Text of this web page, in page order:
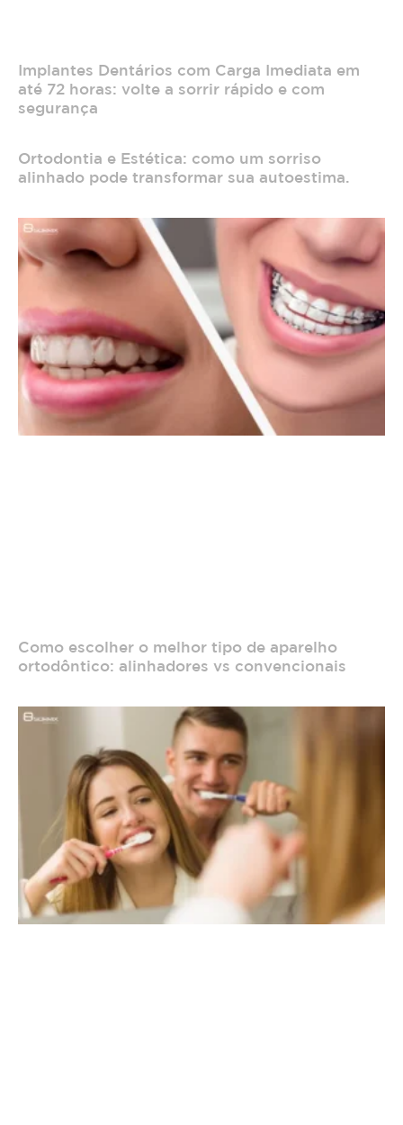
Implantes Dentários com Carga Imediata em
até 72 horas: volte a sorrir rápido e com
segurança
Ortodontia e Estética: como um sorriso
alinhado pode transformar sua autoestima.
Como escolher o melhor tipo de aparelho
ortodôntico: alinhadores vs convencionais